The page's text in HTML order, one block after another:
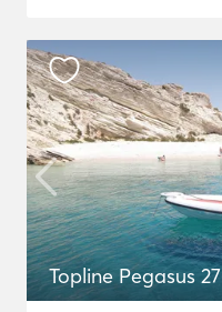
Topline Pegasus 27